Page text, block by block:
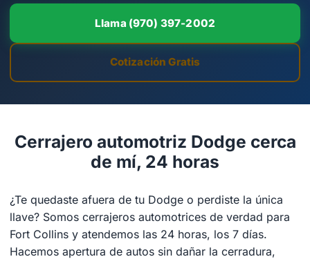
Llama (970) 397-2002
Cotización Gratis
Cerrajero automotriz Dodge cerca
de mí, 24 horas
¿Te quedaste afuera de tu Dodge o perdiste la única
llave? Somos cerrajeros automotrices de verdad para
Fort Collins y atendemos las 24 horas, los 7 días.
Hacemos apertura de autos sin dañar la cerradura,